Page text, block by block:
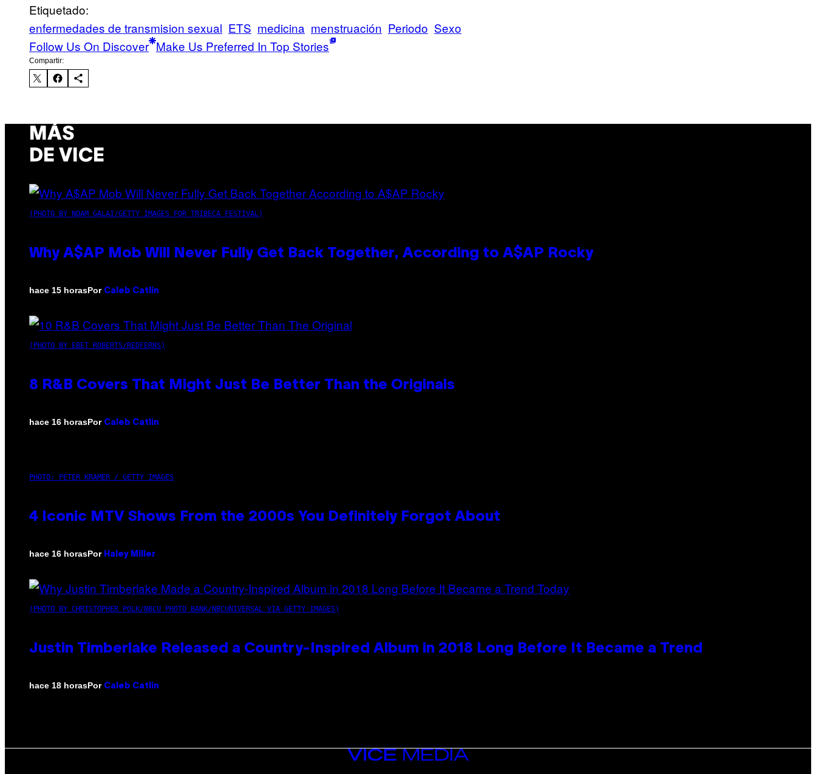
Etiquetado:
enfermedades de transmision sexual ETS medicina menstruación Periodo Sexo
Follow Us On Discover Make Us Preferred In Top Stories
Compartir:
MÁS
DE VICE
(PHOTO BY NOAM GALAI/GETTY IMAGES FOR TRIBECA FESTIVAL)
Why A$AP Mob Will Never Fully Get Back Together, According to A$AP Rocky
hace 15 horasPor Caleb Catlin
(PHOTO BY EBET ROBERTS/REDFERNS)
8 R&B Covers That Might Just Be Better Than the Originals
hace 16 horasPor Caleb Catlin
PHOTO: PETER KRAMER / GETTY IMAGES
4 Iconic MTV Shows From the 2000s You Definitely Forgot About
hace 16 horasPor Haley Miller
(PHOTO BY CHRISTOPHER POLK/NBCU PHOTO BANK/NBCUNIVERSAL VIA GETTY IMAGES)
Justin Timberlake Released a Country-Inspired Album in 2018 Long Before It Became a Trend
hace 18 horasPor Caleb Catlin
VICE
MEDIA